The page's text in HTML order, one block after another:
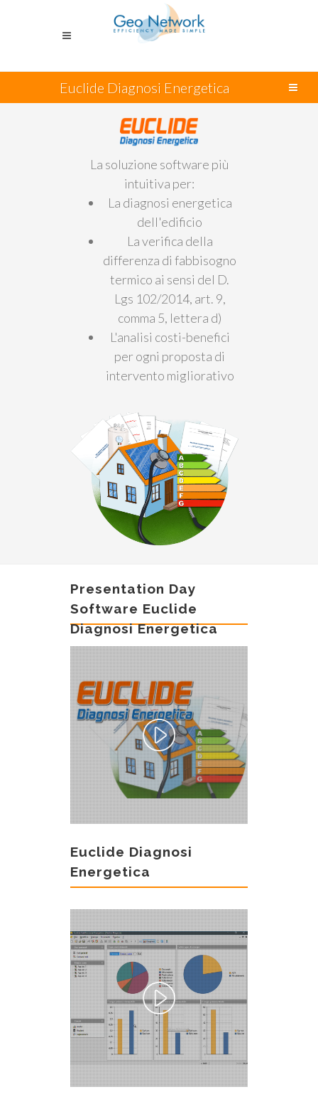
Euclide Diagnosi Energetica
La soluzione software più
intuitiva per:
La diagnosi energetica
dell'edificio
La verifica della
differenza di fabbisogno
termico ai sensi del D.
Lgs 102/2014, art. 9,
comma 5, lettera d)
L'analisi costi-benefici
per ogni proposta di
intervento migliorativo
Presentation Day
Software Euclide
Diagnosi Energetica
Euclide Diagnosi
Energetica